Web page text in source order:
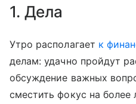
1. Дела
Утро располагает к
делам: удачно пройдут
обсуждение важных
сместить фокус на более